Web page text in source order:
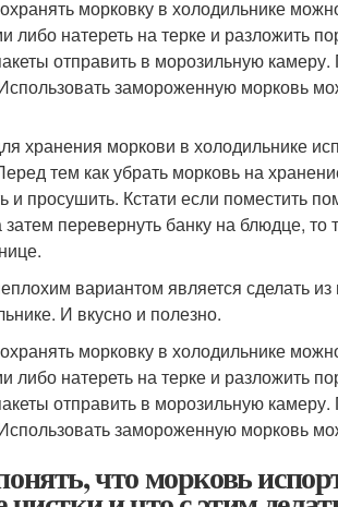
морковку в холодильнике
либо натереть на терке и разложить
отправить в морозильную
замороженную морковь
хранения моркови в холодильнике
тем как убрать морковь на
и просушить. Кстати если поместить
затем перевернуть банку на блюдце,
вариантом является сделать
И вкусно и полезно.
морковку в холодильнике
либо натереть на терке и разложить
отправить в морозильную
замороженную морковь
что морковь